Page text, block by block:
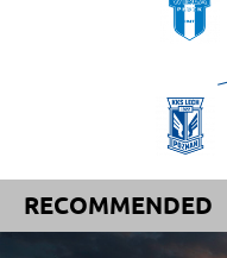
RECOMMENDED